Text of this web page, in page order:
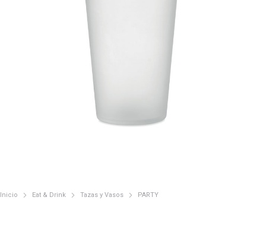
Estás aquí:
Inicio Eat & Drink Tazas y Vasos PARTY